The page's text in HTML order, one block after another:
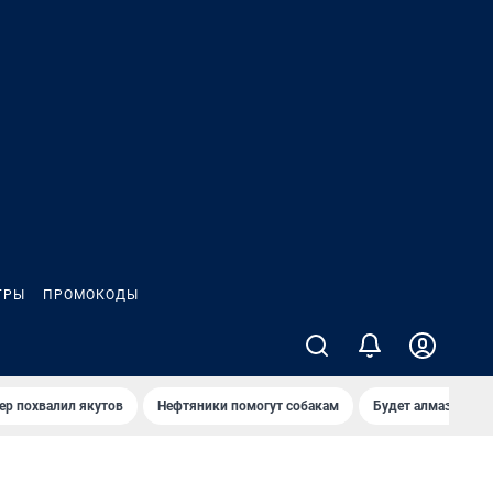
ПРОМОКОДЫ
похвалил якутов Нефтяники помогут собакам Будет алмазный